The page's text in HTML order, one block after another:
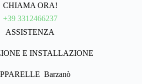
CHIAMA ORA!
+39 3312466237
ASSISTENZA
E INSTALLAZIONE
Barzanò